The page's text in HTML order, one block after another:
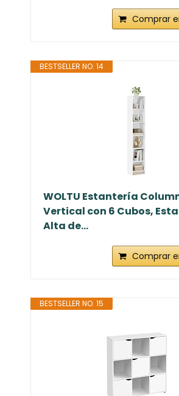
Comprar
BESTSELLER NO. 14
WOLTU Estantería
Vertical con 6 Cubos,
Alta de...
Comprar
BESTSELLER NO. 15